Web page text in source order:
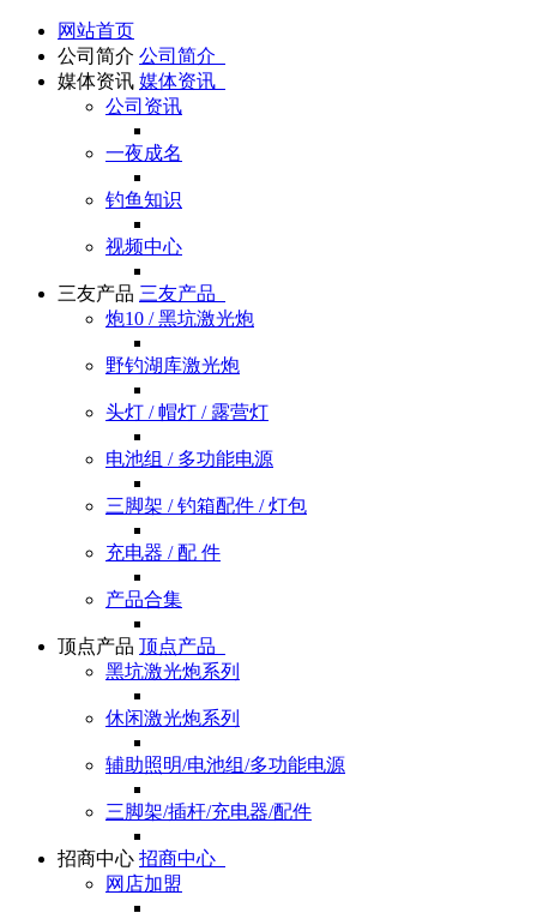
网站首页
公司简介 公司简介
媒体资讯 媒体资讯
公司资讯
一夜成名
钓鱼知识
视频中心
三友产品 三友产品
炮10 / 黑坑激光炮
野钓湖库激光炮
头灯 / 帽灯 / 露营灯
电池组 / 多功能电源
三脚架 / 钓箱配件 / 灯包
充电器 / 配 件
产品合集
顶点产品 顶点产品
黑坑激光炮系列
休闲激光炮系列
辅助照明/电池组/多功能电源
三脚架/插杆/充电器/配件
招商中心 招商中心
网店加盟